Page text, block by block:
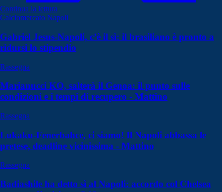
Continua la lettura
Calciomercato Napoli
Gabriel Jesus-Napoli, c’è il sì: il brasiliano è pronto a
ridursi lo stipendio
Rassegna
Marianucci KO, salterà il Genoa: il punto sulle
condizioni e i tempi di recupero - Mattino
Rassegna
Lukaku-Fenerbahce, ci siamo! Il Napoli abbassa le
pretese, deadline vicinissima - Mattino
Rassegna
Badiashile ha detto sì al Napoli: accordo col Chelsea